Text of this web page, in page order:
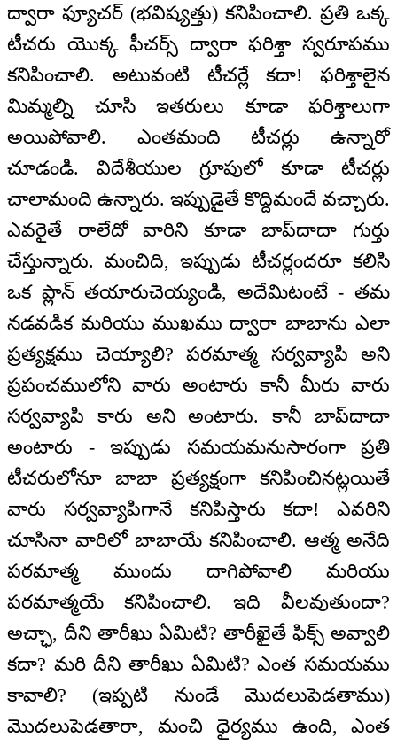
ద్వారా ఫ్యూచర్ (భవిష్యత్తు) కనిపించాలి. ప్రతి ఒక్క
టీచరు యొక్క ఫీచర్స్ ద్వారా ఫరిశ్తా స్వరూపము
కనిపించాలి. అటువంటి టీచర్లే కదా! ఫరిశ్తాలైన
మిమ్మల్ని చూసి ఇతరులు కూడా ఫరిశ్తాలుగా
అయిపోవాలి. ఎంతమంది టీచర్లు ఉన్నారో
చూడండి. విదేశీయుల గ్రూపులో కూడా టీచర్లు
చాలామంది ఉన్నారు. ఇప్పుడైతే కొద్దిమందే వచ్చారు.
ఎవరైతే రాలేదో వారిని కూడా బాప్‌దాదా గుర్తు
చేస్తున్నారు. మంచిది, ఇప్పుడు టీచర్లందరూ కలిసి
ఒక ప్లాన్ తయారుచెయ్యండి, అదేమిటంటే - తమ
నడవడిక మరియు ముఖము ద్వారా బాబాను ఎలా
ప్రత్యక్షము చెయ్యాలి? పరమాత్మ సర్వవ్యాపి అని
ప్రపంచములోని వారు అంటారు కానీ మీరు వారు
సర్వవ్యాపి కారు అని అంటారు. కానీ బాప్‌దాదా
అంటారు - ఇప్పుడు సమయమనుసారంగా ప్రతి
టీచరులోనూ బాబా ప్రత్యక్షంగా కనిపించినట్లయితే
వారు సర్వవ్యాపిగానే కనిపిస్తారు కదా! ఎవరిని
చూసినా వారిలో బాబాయే కనిపించాలి. ఆత్మ అనేది
పరమాత్మ ముందు దాగిపోవాలి మరియు
పరమాత్మయే కనిపించాలి. ఇది వీలవుతుందా?
అచ్ఛా, దీని తారీఖు ఏమిటి? తారీఖైతే ఫిక్స్ అవ్వాలి
కదా? మరి దీని తారీఖు ఏమిటి? ఎంత సమయము
కావాలి? (ఇప్పటి నుండే మొదలుపెడతాము)
మొదలుపెడతారా, మంచి ధైర్యము ఉంది, ఎంత